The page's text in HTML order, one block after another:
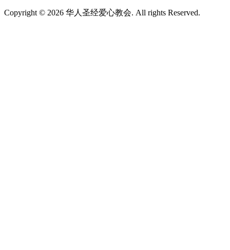
Copyright © 2026 华人圣经爱心教会. All rights Reserved.